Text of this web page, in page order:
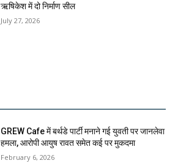
ऋषिकेश में दो निर्माण सील
July 27, 2026
GREW Cafe में बर्थडे पार्टी मनाने गई युवती पर जानलेवा
हमला, आरोपी आयुष रावत समेत कई पर मुकदमा
February 6, 2026